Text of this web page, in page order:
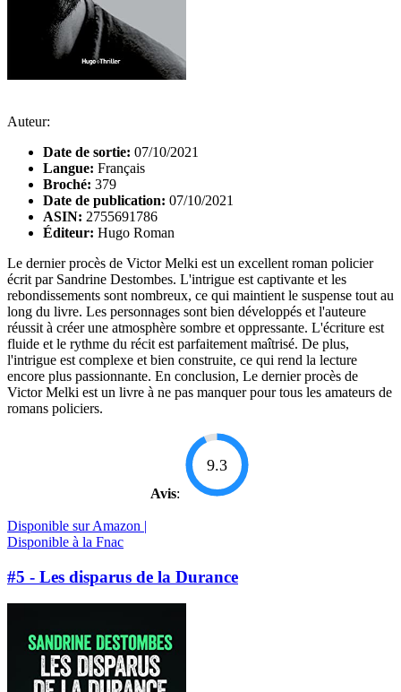
Auteur:
Date de sortie: 07/10/2021
Langue: Français
Broché: 379
Date de publication: 07/10/2021
ASIN: 2755691786
Éditeur: Hugo Roman
Le dernier procès de Victor Melki est un excellent roman policier
écrit par Sandrine Destombes. L'intrigue est captivante et les
rebondissements sont nombreux, ce qui maintient le suspense tout au
long du livre. Les personnages sont bien développés et l'auteure
réussit à créer une atmosphère sombre et oppressante. L'écriture est
fluide et le rythme du récit est parfaitement maîtrisé. De plus,
l'intrigue est complexe et bien construite, ce qui rend la lecture
encore plus passionnante. En conclusion, Le dernier procès de
Victor Melki est un livre à ne pas manquer pour tous les amateurs de
romans policiers.
Avis:
9.3
Disponible sur Amazon |
Disponible à la Fnac
#5 - Les disparus de la Durance